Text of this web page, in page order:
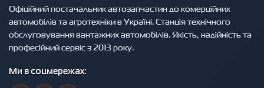
Офіційний постачальник автозапчастин до комерційних
автомобілів та агротехніки в Україні. Станція технічного
обслуговування вантажних автомобілів. Якість, надійність та
професійний сервіс з 2013 року.
Ми в соцмережах: